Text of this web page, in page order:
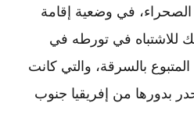
في وضعية إقامة
للاشتباه في تورطه في
بالسرقة، والتي كانت
بدورها من إفريقيا جنوب